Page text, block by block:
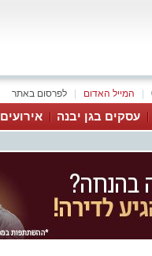
לפרסום באתר המייל האדום
עסקים בגן יבנה אירועים